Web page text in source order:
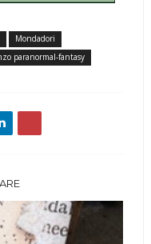
Mondadori
paranormal-fantasy